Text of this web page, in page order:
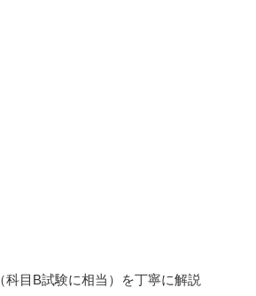
目B試験に相当）を丁寧に解説